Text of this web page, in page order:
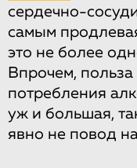
сердечно-
самым
это не более
Впрочем,
потребления
уж и большая,
явно не повод